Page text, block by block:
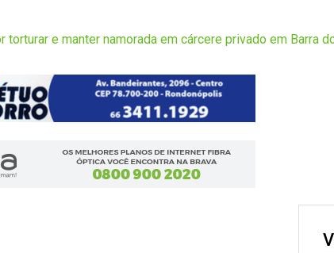
e manter namorada em cárcere privado em Barra